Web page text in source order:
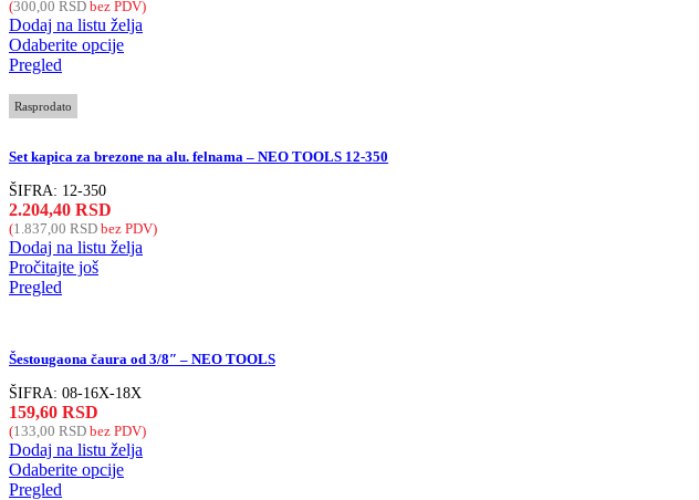
(300,00 RSD bez PDV)
Dodaj na listu želja
Odaberite opcije
Pregled
Rasprodato
Set kapica za brezone na alu. felnama – NEO TOOLS 12-350
ŠIFRA: 12-350
2.204,40 RSD
(1.837,00 RSD bez PDV)
Dodaj na listu želja
Pročitajte još
Pregled
Šestougaona čaura od 3/8″ – NEO TOOLS
ŠIFRA: 08-16X-18X
159,60 RSD
(133,00 RSD bez PDV)
Dodaj na listu želja
Odaberite opcije
Pregled